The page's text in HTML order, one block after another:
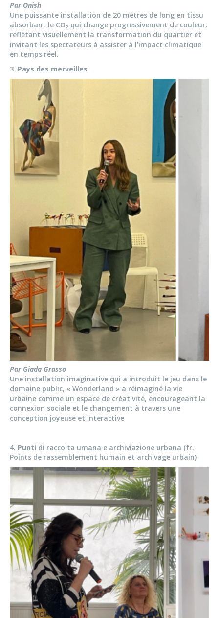
Par Onish
Une puissante installation de 20 mètres de long en tissu
absorbant le CO₂ qui change progressivement de couleur,
reflétant visuellement la transformation du quartier et
invitant les spectateurs à assister à l'impact climatique
en temps réel.
3. Pays des merveilles
Par Giada Grasso
Une installation imaginative qui a introduit le jeu dans le
domaine public, « Wonderland » a réimaginé la vie
urbaine comme un espace de créativité, encourageant la
connexion sociale et le changement à travers une
conception joyeuse et interactive
4. Punti di raccolta umana e archiviazione urbana (fr.
Points de rassemblement humain et archivage urbain)